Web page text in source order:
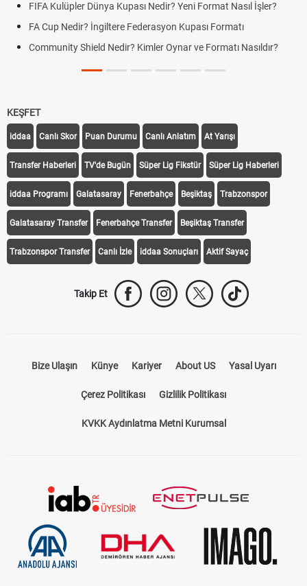
FIFA Kulüpler Dünya Kupası Nedir? Yeni Format Nasıl İşler?
FA Cup Nedir? İngiltere Federasyon Kupası Formatı
Community Shield Nedir? Kimler Oynar ve Formatı Nasıldır?
KEŞFET
iddaa Canlı Skor Puan Durumu Canlı Anlatım At Yarışı
Transfer Haberleri TV'de Bugün Süper Lig Fikstür Süper Lig Haberleri
iddaa Programı Galatasaray Fenerbahçe Beşiktaş Trabzonspor
Galatasaray Transfer Fenerbahçe Transfer Beşiktaş Transfer
Trabzonspor Transfer Canlı İzle iddaa Sonuçları Aktif Sayaç
Takip Et
Bize Ulaşın Künye Kariyer About US Yasal Uyarı
Çerez Politikası Gizlilik Politikası
KVKK Aydınlatma Metni Kurumsal